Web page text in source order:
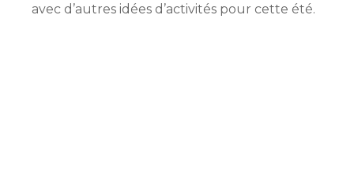
avec d’autres idées d’activités pour cette été.